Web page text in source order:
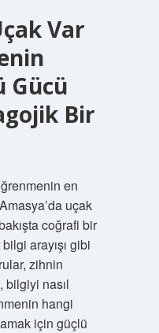
Var
Gücü
Bir
en
uçak
coğrafi bir
arayışı gibi
zihnin
bilgiyi nasıl
hangi
için güçlü